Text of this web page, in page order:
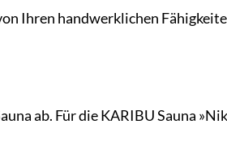
Ihren handwerklichen
ab. Für die KARIBU Sauna